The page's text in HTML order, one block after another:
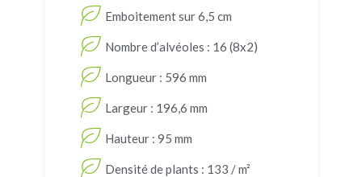
Emboitement sur 6,5 cm
Nombre d’alvéoles : 16 (8x2)
Longueur : 596 mm
Largeur : 196,6 mm
Hauteur : 95 mm
Densité de plants : 133 / m²